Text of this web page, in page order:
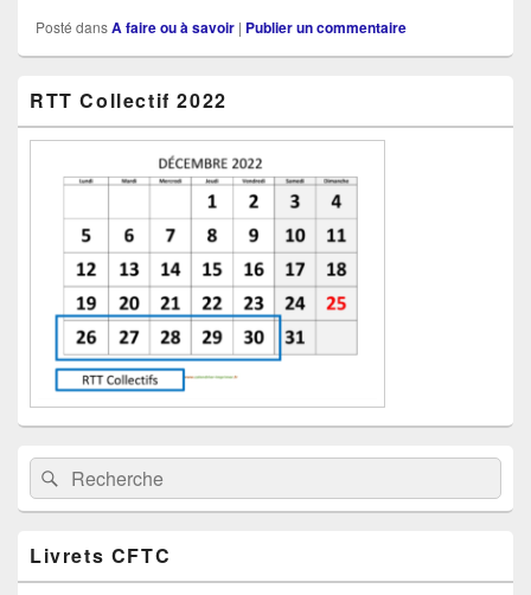
Posté dansA faire ou à savoir | Publier un commentaire
principale
de
RTT Collectif 2022
Recherche :Rechercher
Livrets CFTC